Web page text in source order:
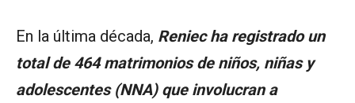
En la última década, Reniec ha registrado un
total de 464 matrimonios de niños, niñas y
adolescentes (NNA) que involucran a